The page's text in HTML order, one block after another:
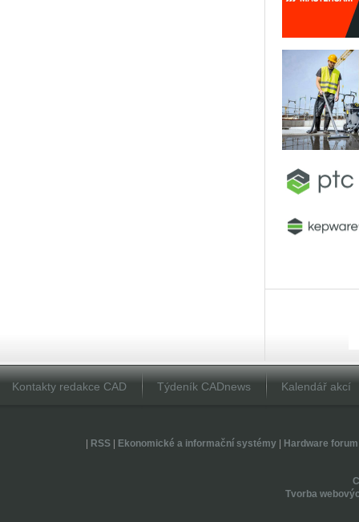
Kontakty redakce CAD Týdeník CADnews Kalendář akcí
RSS| Ekonomické a informační systémy| Hardware forum
Tvorba